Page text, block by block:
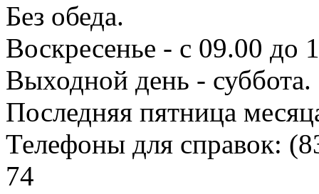
Без обеда.
Воскресенье - с 09.00 до
Выходной день - суббота.
Последняя пятница
Телефоны для справок:
74